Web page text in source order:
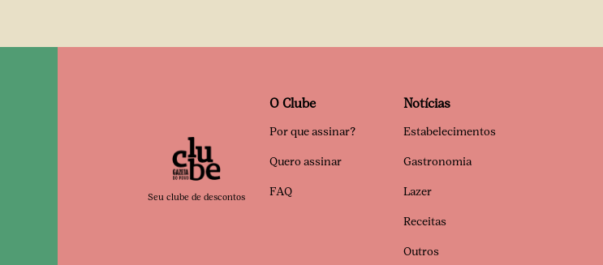
Seu clube de descontos
O Clube
Por que assinar?
Quero assinar
FAQ
Notícias
Estabelecimentos
Gastronomia
Lazer
Receitas
Outros